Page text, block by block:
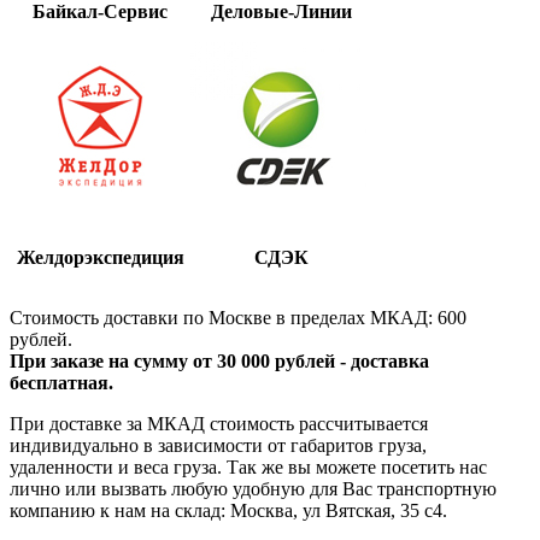
Байкал-Сервис Деловые-Линии
Желдорэкспедиция СДЭК
Стоимость доставки по Москве в пределах МКАД: 600
рублей.
При заказе на сумму от 30 000 рублей - доставка
бесплатная.
При доставке за МКАД стоимость рассчитывается
индивидуально в зависимости от габаритов груза,
удаленности и веса груза. Так же вы можете посетить нас
лично или вызвать любую удобную для Вас транспортную
компанию к нам на склад: Москва, ул Вятская, 35 c4.